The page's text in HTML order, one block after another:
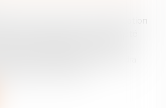
sur le droit de communication
Conseil supérieur de la propriété
établi par M. Pierre
Anne Benazeraf et Alexandra
de la mission....